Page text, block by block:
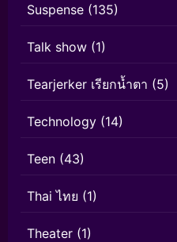
Suspense (135)
Talk show (1)
Tearjerker เรียกน้ำตา (5)
Technology (14)
Teen (43)
Thai ไทย (1)
Theater (1)